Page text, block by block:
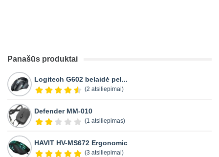
Panašūs produktai
Logitech G602 belaidė pel...
(2 atsiliepimai)
Defender MM-010
(1 atsiliepimas)
HAVIT HV-MS672 Ergonomic
(3 atsiliepimai)